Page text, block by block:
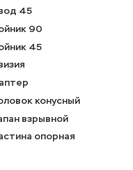
45
90
45
конусный
взрывной
опорная